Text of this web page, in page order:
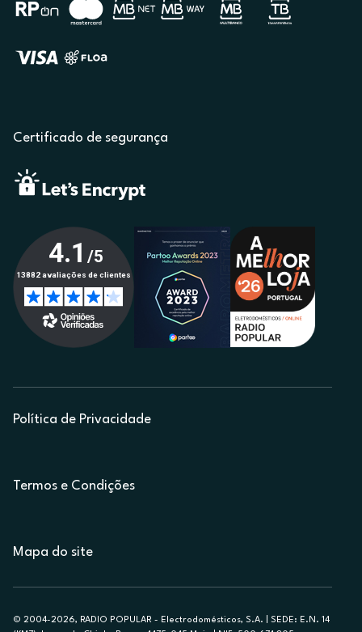
Certificado de segurança
Política de Privacidade
Termos e Condições
Mapa do site
© 2004-2026, RADIO POPULAR - Electrodomésticos, S.A. | SEDE: E.N. 14